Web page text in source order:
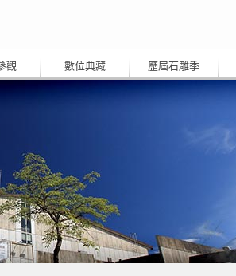
觀 數位典藏 歷屆石雕季